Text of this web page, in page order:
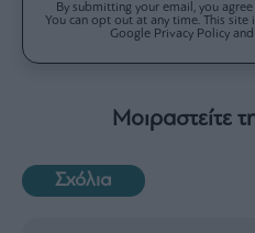
By submitting your email, you
You can opt out at any time. This site
Google Privacy Policy
Μοιραστείτε
Σχόλια